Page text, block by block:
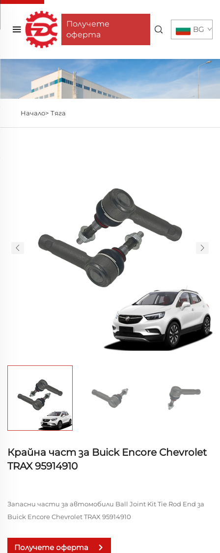
Получете
оферта
BG
Начало> Тяга
Крайна част за Buick Encore Chevrolet
TRAX 95914910
Запасни части за автомобили Ball Joint Kit Tie Rod End за
Buick Encore Chevrolet TRAX 95914910
Получете оферта